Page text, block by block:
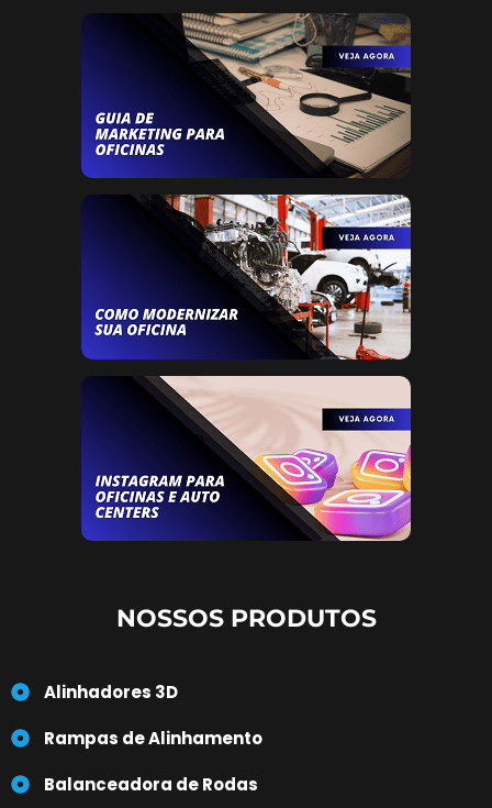
NOSSOS PRODUTOS
Alinhadores 3D
Rampas de Alinhamento
Balanceadora de Rodas